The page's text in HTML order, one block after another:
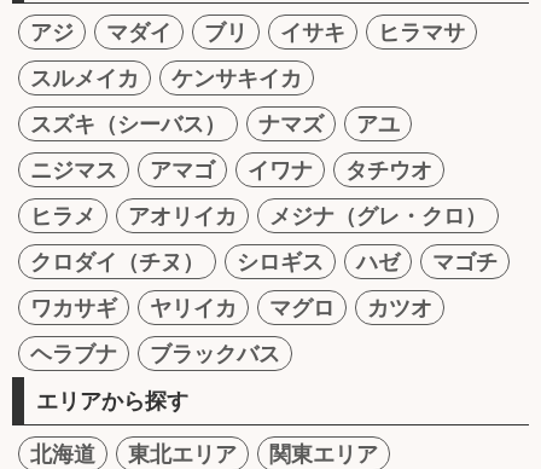
アジ マダイ ブリ イサキ
ヒラマサ
スルメイカ
ケンサキイカ
スズキ（シーバス）
ナマズ
アユ
ニジマス
アマゴ イワナ
タチウオ
ヒラメ
アオリイカ
メジナ（グレ・クロ）
クロダイ（チヌ）
シロギス ハゼ
マゴチ
ワカサギ
ヤリイカ マグロ
カツオ
ヘラブナ
ブラックバス
エリアから探す
北海道 東北エリア
関東エリア